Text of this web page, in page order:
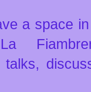
a space
La
talks,